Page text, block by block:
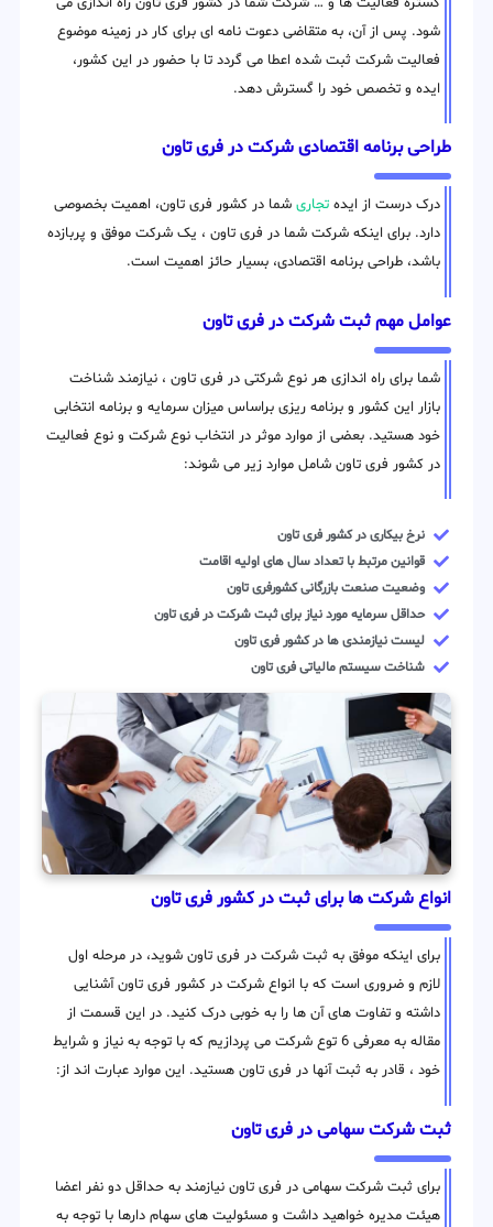
شود. پس از آن، به متقاضی دعوت نامه ای برای کار در زمینه موضوع
فعالیت شرکت ثبت شده اعطا می گردد تا با حضور در این کشور،
ایده و تخصص خود را گسترش دهد.
طراحی برنامه اقتصادی شرکت در فری تاون
درک درست از ایده تجاری شما در کشور فری تاون، اهمیت بخصوصی
دارد. برای اینکه شرکت شما در فری تاون ، یک شرکت موفق و پربازده
باشد، طراحی برنامه اقتصادی، بسیار حائز اهمیت است.
عوامل مهم ثبت شرکت در فری تاون
شما برای راه اندازی هر نوع شرکتی در فری تاون ، نیازمند شناخت
بازار این کشور و برنامه ریزی براساس میزان سرمایه و برنامه انتخابی
خود هستید. بعضی از موارد موثر در انتخاب نوع شرکت و نوع فعالیت
در کشور فری تاون شامل موارد زیر می شوند:
نرخ بیکاری در کشور فری تاون
قوانین مرتبط با تعداد سال های اولیه اقامت
وضعیت صنعت بازرگانی کشورفری تاون
حداقل سرمایه مورد نیاز برای ثبت شرکت در فری تاون
لیست نیازمندی ها در کشور فری تاون
شناخت سیستم مالیاتی فری تاون
انواع شرکت ها برای ثبت در کشور فری تاون
برای اینکه موفق به ثبت شرکت در فری تاون شوید، در مرحله اول
لازم و ضروری است که با انواع شرکت در کشور فری تاون آشنایی
داشته و تفاوت های آن ها را به خوبی درک کنید. در این قسمت از
مقاله به معرفی 6 توع شرکت می پردازیم که با توجه به نیاز و شرایط
خود ، قادر به ثبت آنها در فری تاون هستید. این موارد عبارت اند از:
ثبت شرکت سهامی در فری تاون
برای ثبت شرکت سهامی در فری تاون نیازمند به حداقل دو نفر اعضا
هیئت مدیره خواهید داشت و مسئولیت های سهام دارها با توجه به